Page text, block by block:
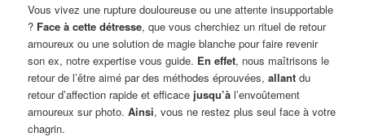
Vous vivez une rupture douloureuse ou une attente insupportable
? Face à cette détresse, que vous cherchiez un rituel de retour
amoureux ou une solution de magie blanche pour faire revenir
son ex, notre expertise vous guide. En effet, nous maîtrisons le
retour de l’être aimé par des méthodes éprouvées,allant du
retour d’affection rapide et efficace jusqu’à l’envoûtement
amoureux sur photo.Ainsi, vous ne restez plus seul face à votre
chagrin.